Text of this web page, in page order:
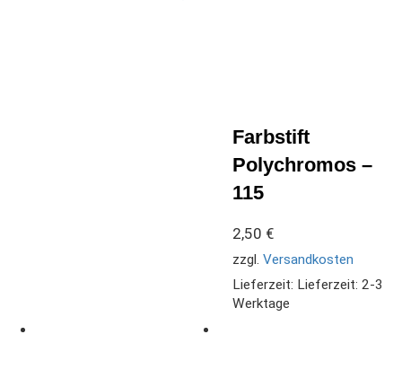
Farbstift
Polychromos –
115
2,50 €
zzgl. Versandkosten
Lieferzeit: Lieferzeit: 2-3
Werktage